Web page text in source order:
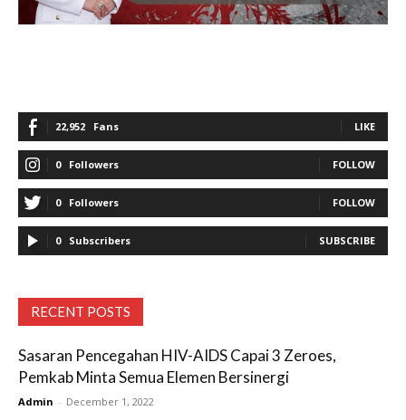
22,952 Fans LIKE
0 Followers FOLLOW
0 Followers FOLLOW
0 Subscribers SUBSCRIBE
RECENT POSTS
Sasaran Pencegahan HIV-AIDS Capai 3 Zeroes,
Pemkab Minta Semua Elemen Bersinergi
Admin - December 1, 2022